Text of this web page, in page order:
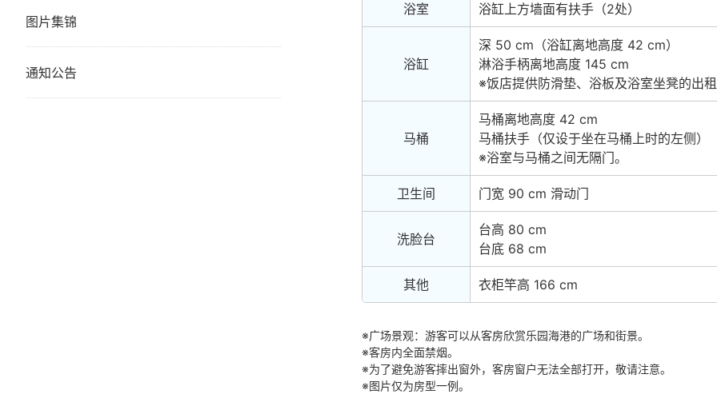
浴室 浴缸上方墙面有扶手（2处）
浴缸
深 50 cm（浴缸离地高度 42 cm）
淋浴手柄离地高度 145 cm
※饭店提供防滑垫、浴板及浴室坐凳的出
马桶
马桶离地高度 42 cm
马桶扶手（仅设于坐在马桶上时的左侧）
※浴室与马桶之间无隔门。
卫生间 门宽 90 cm 滑动门
洗脸台
台高 80 cm
台底 68 cm
其他 衣柜竿高 166 cm
※广场景观：游客可以从客房欣赏乐园海港的广场和街景。
※客房内全面禁烟。
※为了避免游客摔出窗外，客房窗户无法全部打开，敬请注意。
※图片仅为房型一例。
图片集锦
通知公告